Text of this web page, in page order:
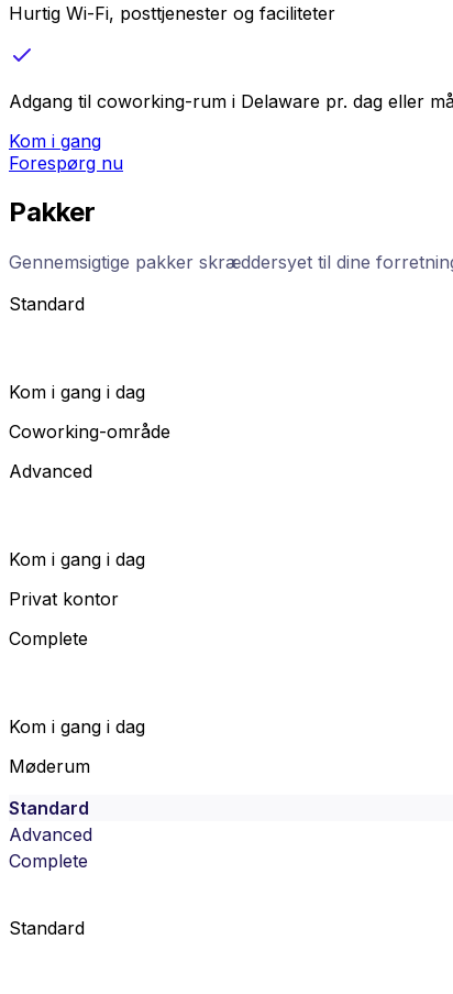
Hurtig Wi-Fi, posttjenester og faciliteter
Adgang til coworking-rum i Delaware pr. dag eller
Kom i gang
Forespørg nu
Pakker
Gennemsigtige pakker skræddersyet til dine
Standard
Kom i gang i dag
Coworking-område
Advanced
Kom i gang i dag
Privat kontor
Complete
Kom i gang i dag
Møderum
Standard
Advanced
Complete
Standard